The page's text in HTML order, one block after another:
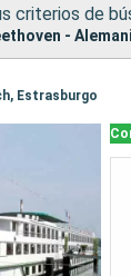
criterios de
-
Estrasburgo